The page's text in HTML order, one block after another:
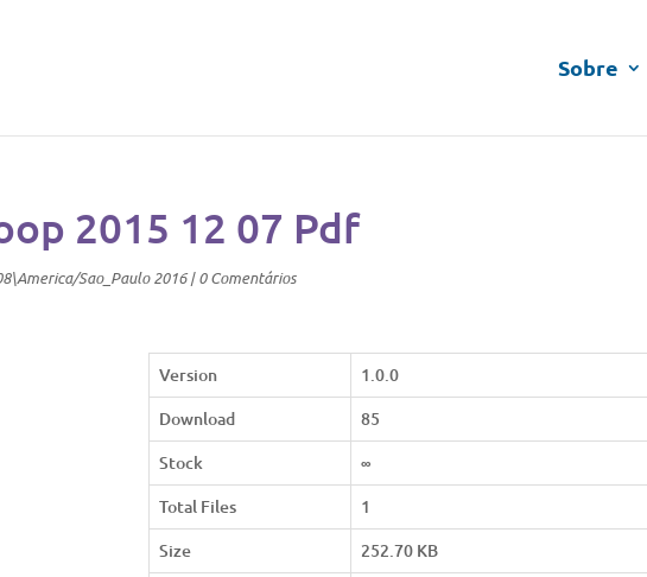
Sobre
2015 12 07 Pdf
Sao_Paulo 2016|0 Comentários
Version
1.0.0
Download
85
Stock
∞
Total Files
1
Size
252.70 KB